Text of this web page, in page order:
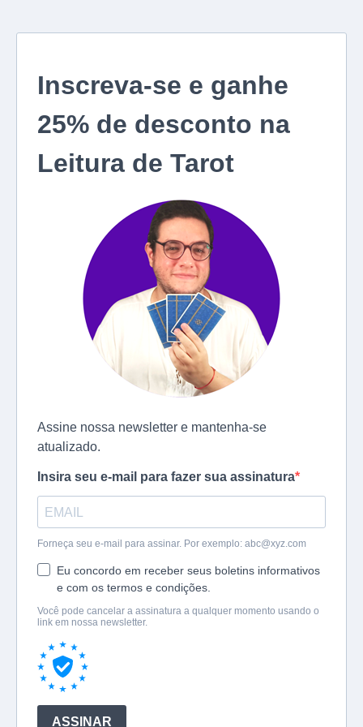
Inscreva-se e ganhe
25% de desconto na
Leitura de Tarot
Assine nossa newsletter e mantenha-se
atualizado.
Insira seu e-mail para fazer sua assinatura
Forneça seu e-mail para assinar. Por exemplo: abc@xyz.com
Eu concordo em receber seus boletins informativos
e com os termos e condições.
Você pode cancelar a assinatura a qualquer momento usando o
link em nossa newsletter.
ASSINAR